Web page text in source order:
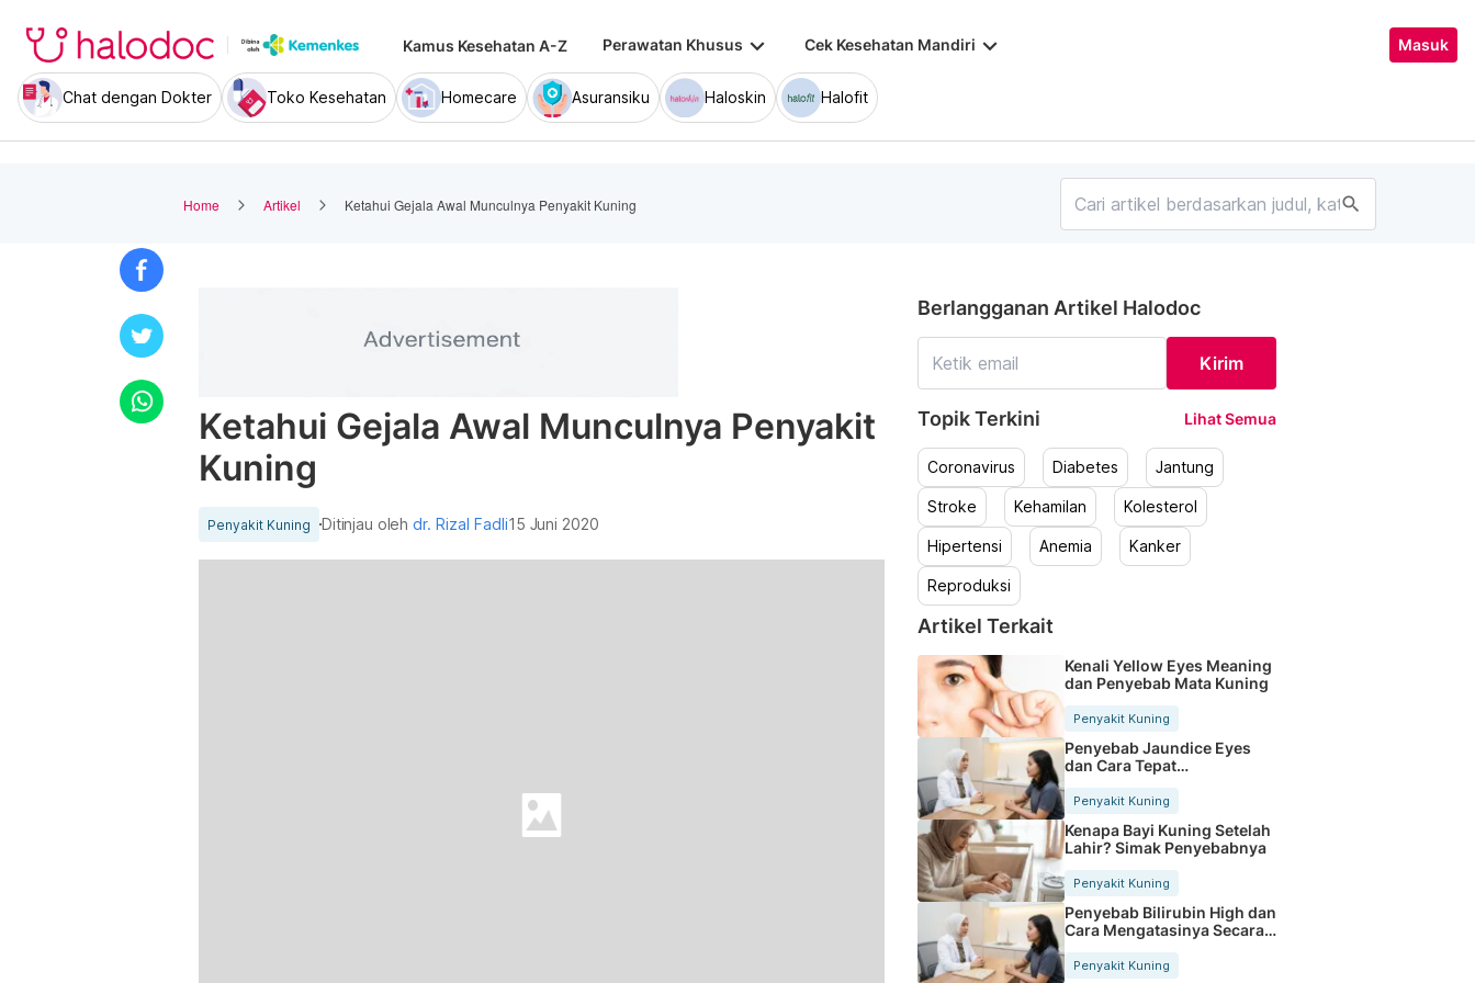
Kamus Kesehatan A-Z Perawatan Khusus keyboard_arrow_down Cek Kesehatan Mandiri keyboard_arrow_down Masuk
Chat dengan Dokter Toko Kesehatan Homecare Asuransiku Haloskin Halofit
Home Artikel Ketahui Gejala Awal Munculnya Penyakit Kuning search
Ketahui Gejala Awal Munculnya Penyakit
Kuning
Penyakit Kuning Ditinjau olehdr. Rizal Fadli15 Juni 2020
Berlangganan Artikel Halodoc
Kirim
Topik Terkini Lihat Semua
Coronavirus Diabetes Jantung
Stroke Kehamilan Kolesterol
Hipertensi Anemia Kanker
Reproduksi
Artikel Terkait
Kenali Yellow Eyes Meaning
dan Penyebab Mata Kuning
Penyakit Kuning
Penyebab Jaundice Eyes
dan Cara Tepat
Penyakit Kuning
Kenapa Bayi Kuning Setelah
Lahir? Simak Penyebabnya
Penyakit Kuning
Penyebab Bilirubin High dan
Cara Mengatasinya Secara
Penyakit Kuning